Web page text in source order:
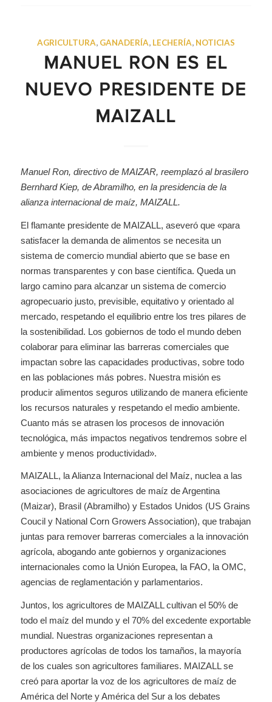
AGRICULTURA, GANADERÍA, LECHERÍA, NOTICIAS
MANUEL RON ES EL
NUEVO PRESIDENTE DE
MAIZALL
Manuel Ron, directivo de MAIZAR, reemplazó al brasilero
Bernhard Kiep, de Abramilho, en la presidencia de la
alianza internacional de maíz, MAIZALL.
El flamante presidente de MAIZALL, aseveró que «para
satisfacer la demanda de alimentos se necesita un
sistema de comercio mundial abierto que se base en
normas transparentes y con base científica. Queda un
largo camino para alcanzar un sistema de comercio
agropecuario justo, previsible, equitativo y orientado al
mercado, respetando el equilibrio entre los tres pilares de
la sostenibilidad. Los gobiernos de todo el mundo deben
colaborar para eliminar las barreras comerciales que
impactan sobre las capacidades productivas, sobre todo
en las poblaciones más pobres. Nuestra misión es
producir alimentos seguros utilizando de manera eficiente
los recursos naturales y respetando el medio ambiente.
Cuanto más se atrasen los procesos de innovación
tecnológica, más impactos negativos tendremos sobre el
ambiente y menos productividad».
MAIZALL, la Alianza Internacional del Maíz, nuclea a las
asociaciones de agricultores de maíz de Argentina
(Maizar), Brasil (Abramilho) y Estados Unidos (US Grains
Coucil y National Corn Growers Association), que trabajan
juntas para remover barreras comerciales a la innovación
agrícola, abogando ante gobiernos y organizaciones
internacionales como la Unión Europea, la FAO, la OMC,
agencias de reglamentación y parlamentarios.
Juntos, los agricultores de MAIZALL cultivan el 50% de
todo el maíz del mundo y el 70% del excedente exportable
mundial. Nuestras organizaciones representan a
productores agrícolas de todos los tamaños, la mayoría
de los cuales son agricultores familiares. MAIZALL se
creó para aportar la voz de los agricultores de maíz de
América del Norte y América del Sur a los debates